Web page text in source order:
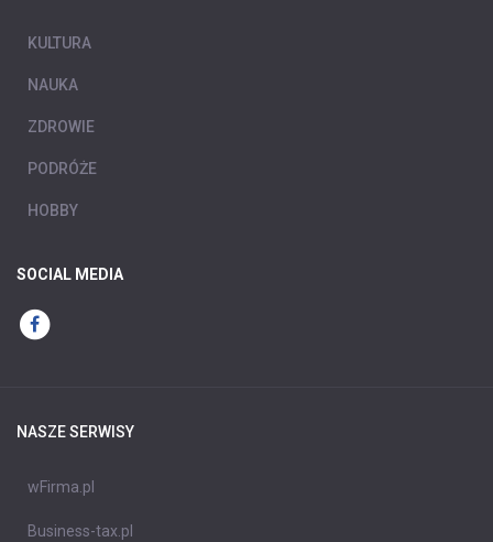
KULTURA
NAUKA
ZDROWIE
PODRÓŻE
HOBBY
SOCIAL MEDIA
NASZE SERWISY
wFirma.pl
Business-tax.pl